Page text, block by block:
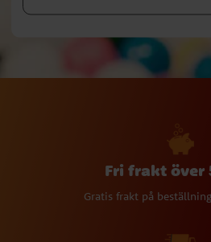
Fri frakt över
Gratis frakt på